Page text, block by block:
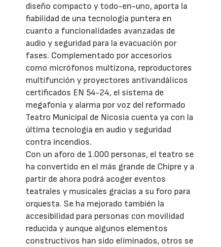
diseño compacto y todo-en-uno, aporta la
fiabilidad de una tecnología puntera en
cuanto a funcionalidades avanzadas de
audio y seguridad para la evacuación por
fases. Complementado por accesorios
como micrófonos multizona, reproductores
multifunción y proyectores antivandálicos
certificados EN 54-24, el sistema de
megafonía y alarma por voz del reformado
Teatro Municipal de Nicosia cuenta ya con la
última tecnología en audio y seguridad
contra incendios.
Con un aforo de 1.000 personas, el teatro se
ha convertido en el más grande de Chipre y a
partir de ahora podrá acoger eventos
teatrales y musicales gracias a su foro para
orquesta. Se ha mejorado también la
accesibilidad para personas con movilidad
reducida y aunque algunos elementos
constructivos han sido eliminados, otros se